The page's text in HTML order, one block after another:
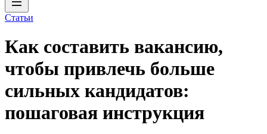
Статьи
Как составить вакансию,
чтобы привлечь больше
сильных кандидатов:
пошаговая инструкция